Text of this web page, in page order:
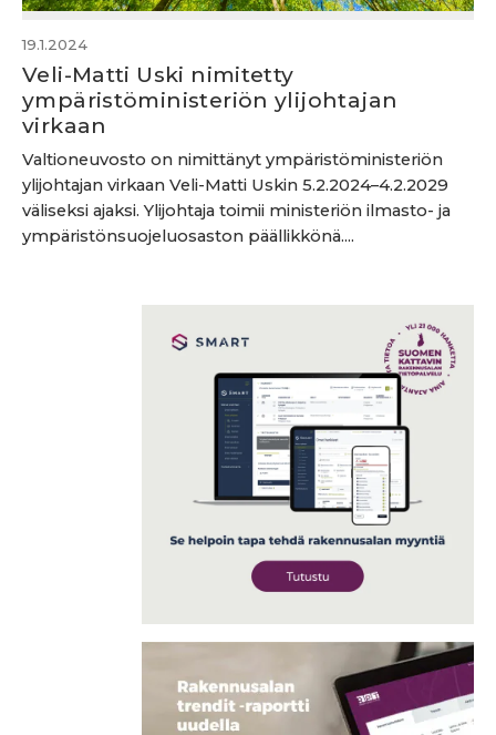
19.1.2024
Veli-Matti Uski nimitetty
ympäristöministeriön ylijohtajan
virkaan
Valtioneuvosto on nimittänyt ympäristöministeriön
ylijohtajan virkaan Veli-Matti Uskin 5.2.2024–4.2.2029
väliseksi ajaksi. Ylijohtaja toimii ministeriön ilmasto- ja
ympäristönsuojeluosaston päällikkönä....